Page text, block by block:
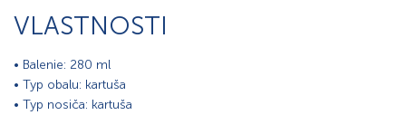
VLASTNOSTI
• Balenie: 280 ml
• Typ obalu: kartuša
• Typ nosiča: kartuša